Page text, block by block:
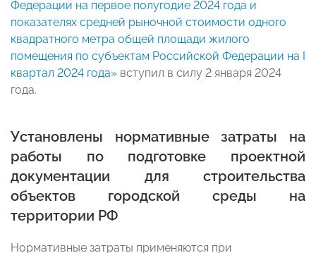
Федерации на первое полугодие 2024 года и
показателях средней рыночной стоимости одного
квадратного метра общей площади жилого
помещения по субъектам Российской Федерации на I
квартал 2024 года» вступил в силу 2 января 2024
года.
Установлены нормативные затраты на
работы по подготовке проектной
документации для строительства
объектов городской среды на
территории РФ
Нормативные затраты применяются при